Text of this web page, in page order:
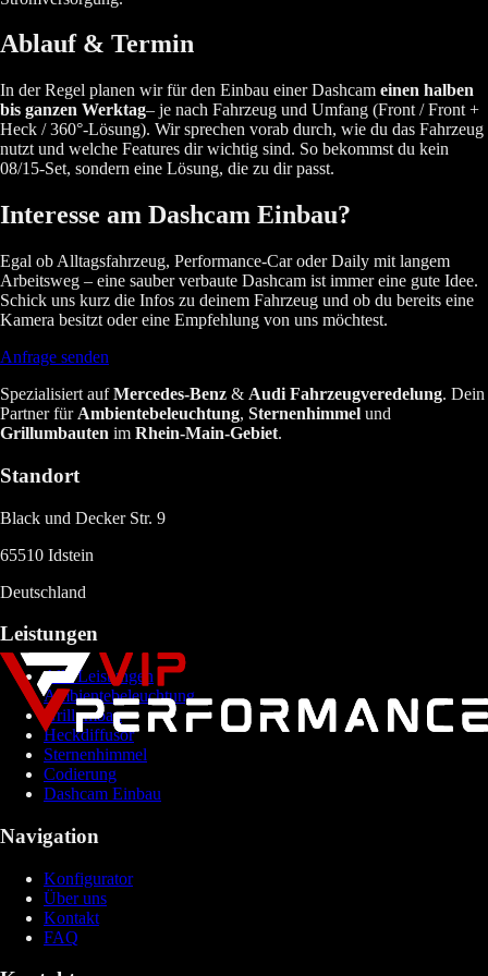
Ablauf & Termin
In der Regel planen wir für den Einbau einer Dashcam einen halben
bis ganzen Werktag– je nach Fahrzeug und Umfang (Front / Front +
Heck / 360°-Lösung). Wir sprechen vorab durch, wie du das Fahrzeug
nutzt und welche Features dir wichtig sind. So bekommst du kein
08/15-Set, sondern eine Lösung, die zu dir passt.
Interesse am Dashcam Einbau?
Egal ob Alltagsfahrzeug, Performance-Car oder Daily mit langem
Arbeitsweg – eine sauber verbaute Dashcam ist immer eine gute Idee.
Schick uns kurz die Infos zu deinem Fahrzeug und ob du bereits eine
Kamera besitzt oder eine Empfehlung von uns möchtest.
Anfrage senden
Spezialisiert aufMercedes-Benz & Audi Fahrzeugveredelung. Dein
Partner für Ambientebeleuchtung, Sternenhimmel und
Grillumbauten im Rhein-Main-Gebiet.
Standort
Black und Decker Str. 9
65510 Idstein
Deutschland
Leistungen
Alle Leistungen
Ambientebeleuchtung
Grillumbau
Heckdiffusor
Sternenhimmel
Codierung
Dashcam Einbau
Navigation
Konfigurator
Über uns
Kontakt
FAQ